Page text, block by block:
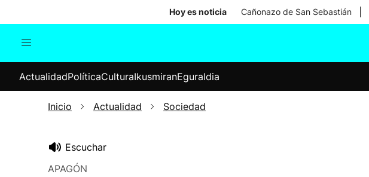
Hoy es noticia Cañonazo de San Sebastián
Internacional
Elecciones
ActualidadPolíticaCulturaIkusmiranEguraldia
Inicio Actualidad Sociedad
Escuchar
APAGÓN